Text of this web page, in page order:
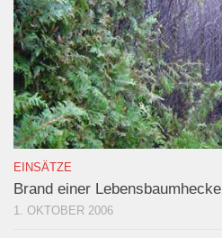
EINSÄTZE
Brand einer Lebensbaumhecke
1. OKTOBER 2006